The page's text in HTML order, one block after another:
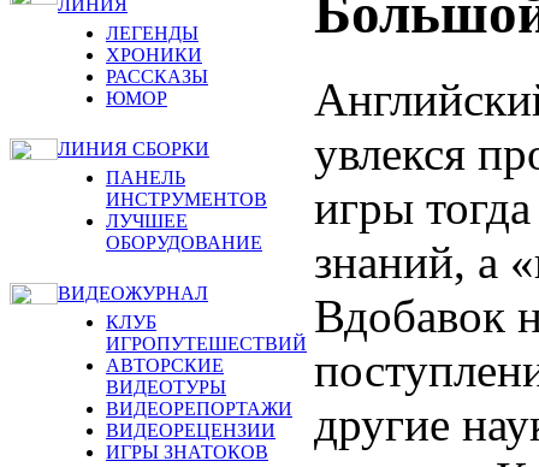
ЛИНИЯ
ЛЕГЕНДЫ
ХРОНИКИ
РАССКАЗЫ
ЮМОР
ЛИНИЯ СБОРКИ
ПАНЕЛЬ
ИНСТРУМЕНТОВ
ЛУЧШЕЕ
ОБОРУДОВАНИЕ
ВИДЕОЖУРНАЛ
КЛУБ
ИГРОПУТЕШЕСТВИЙ
АВТОРСКИЕ
ВИДЕОТУРЫ
ВИДЕОРЕПОРТАЖИ
ВИДЕОРЕЦЕНЗИИ
ИГРЫ ЗНАТОКОВ
увлекся
игры
знаний, а
Вдобавок
другие